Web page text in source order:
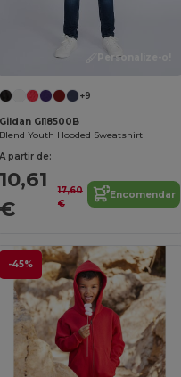
Personalize-o!
+9
Gildan GI18500B
Blend Youth Hooded Sweatshirt
A partir de:
10,61
€
17,60
€
Encomendar
-45%